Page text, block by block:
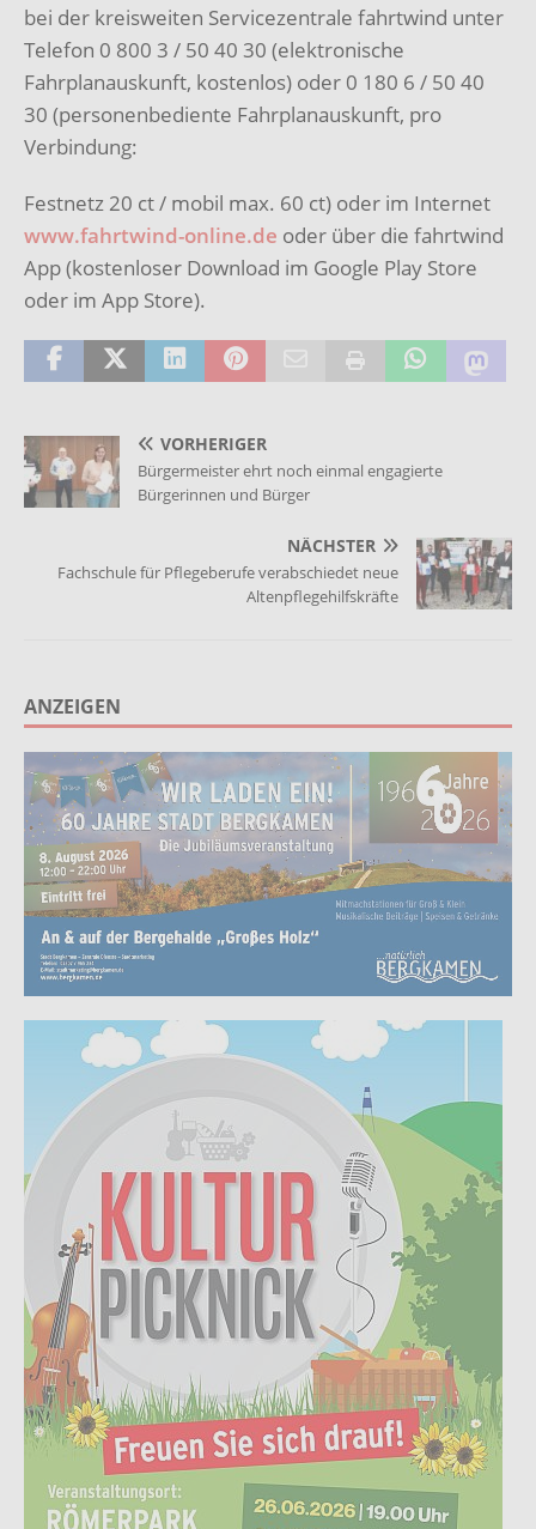
bei der kreisweiten Servicezentrale fahrtwind unter
Telefon 0 800 3 / 50 40 30 (elektronische
Fahrplanauskunft, kostenlos) oder 0 180 6 / 50 40
30 (personenbediente Fahrplanauskunft, pro
Verbindung:
Festnetz 20 ct / mobil max. 60 ct) oder im Internet
www.fahrtwind-online.de oder über die fahrtwind
App (kostenloser Download im Google Play Store
oder im App Store).
VORHERIGER
Bürgermeister ehrt noch einmal engagierte
Bürgerinnen und Bürger
NÄCHSTER
Fachschule für Pflegeberufe verabschiedet neue
Altenpflegehilfskräfte
ANZEIGEN